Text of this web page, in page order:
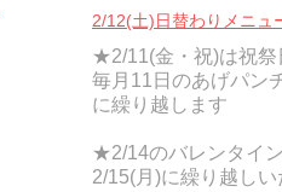
2/12(土)日替わりメニ
★2/11(金・祝)は祝祭
毎月11日のあげパン
に繰り越します
★2/14のバレンタイ
2/15(月)に繰り越しい